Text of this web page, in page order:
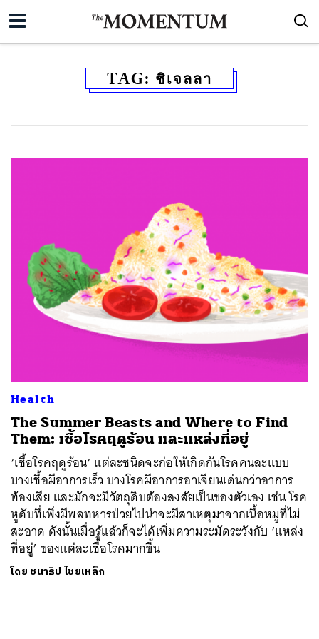
TAG: ชิเจลลา
Health
The Summer Beasts and Where to Find
Them: เชื้อโรคฤดูร้อน และแหล่งที่อยู่
‘เชื้อโรคฤดูร้อน’ แต่ละชนิดจะก่อให้เกิดกันโรคคนละแบบ
บางเชื้อมีอาการเร็ว บางโรคมีอาการอาเจียนเด่นกว่าอาการ
ท้องเสีย และมักจะมีวัตถุดิบต้องสงสัยเป็นของตัวเอง เช่น โรค
หูดับที่เพิ่งมีพลทหารป่วยไปน่าจะมีสาเหตุมาจากเนื้อหมูที่ไม่
สะอาด ดังนั้นเมื่อรู้แล้วก็จะได้เพิ่มความระมัดระวังกับ ‘แหล่ง
ที่อยู่’ ของแต่ละเชื้อโรคมากขึ้น
โดย ชนาธิป ไชยเหล็ก